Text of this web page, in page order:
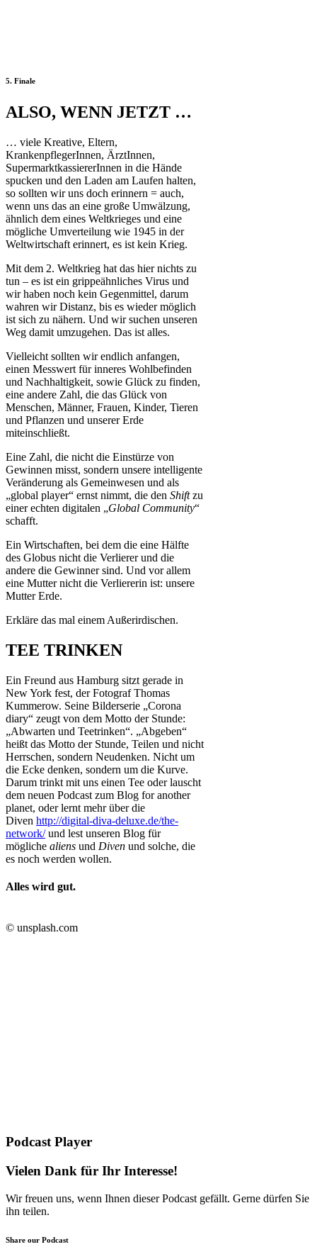
5. Finale
ALSO, WENN JETZT …
… viele Kreative, Eltern,
KrankenpflegerInnen, ÄrztInnen,
SupermarktkassiererInnen in die Hände
spucken und den Laden am Laufen halten,
so sollten wir uns doch erinnern = auch,
wenn uns das an eine große Umwälzung,
ähnlich dem eines Weltkrieges und eine
mögliche Umverteilung wie 1945 in der
Weltwirtschaft erinnert, es ist kein Krieg.
Mit dem 2. Weltkrieg hat das hier nichts zu
tun – es ist ein grippeähnliches Virus und
wir haben noch kein Gegenmittel, darum
wahren wir Distanz, bis es wieder möglich
ist sich zu nähern. Und wir suchen unseren
Weg damit umzugehen. Das ist alles.
Vielleicht sollten wir endlich anfangen,
einen Messwert für inneres Wohlbefinden
und Nachhaltigkeit, sowie Glück zu finden,
eine andere Zahl, die das Glück von
Menschen, Männer, Frauen, Kinder, Tieren
und Pflanzen und unserer Erde
miteinschließt.
Eine Zahl, die nicht die Einstürze von
Gewinnen misst, sondern unsere intelligente
Veränderung als Gemeinwesen und als
„global player“ ernst nimmt, die den Shiftzu
einer echten digitalen „Global Community“
schafft.
Ein Wirtschaften, bei dem die eine Hälfte
des Globus nicht die Verlierer und die
andere die Gewinner sind. Und vor allem
eine Mutter nicht die Verliererin ist: unsere
Mutter Erde.
Erkläre das mal einem Außerirdischen.
TEE TRINKEN
Ein Freund aus Hamburg sitzt gerade in
New York fest, der Fotograf Thomas
Kummerow. Seine Bilderserie „Corona
diary“ zeugt von dem Motto der Stunde:
„Abwarten und Teetrinken“. „Abgeben“
heißt das Motto der Stunde, Teilen und nicht
Herrschen, sondern Neudenken. Nicht um
die Ecke denken, sondern um die Kurve.
Darum trinkt mit uns einen Tee oder lauscht
dem neuen Podcast zum Blog for another
planet, oder lernt mehr über die
Diven http://digital-diva-deluxe.de/the-
network/und lest unseren Blog für
mögliche aliens und Diven und solche, die
es noch werden wollen.
Alles wird gut.
© unsplash.com
Podcast Player
Vielen Dank für Ihr Interesse!
Wir freuen uns, wenn Ihnen dieser Podcast gefällt. Gerne dürfen Sie
ihn teilen.
Share our Podcast